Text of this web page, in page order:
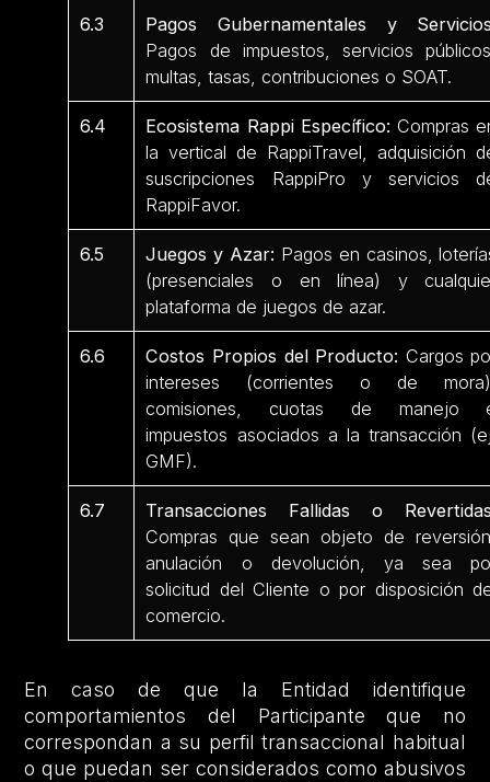
6.3
Pagos Gubernamentales y
Pagos de impuestos, servicios
multas, tasas, contribuciones o SOAT.
6.4 Ecosistema Rappi Específico: Compras
la vertical de RappiTravel, adquisición
suscripciones RappiPro y servicios
RappiFavor.
6.5 Juegos y Azar: Pagos en casinos,
(presenciales o en línea) y
plataforma de juegos de azar.
6.6 Costos Propios del Producto: Cargos
intereses (corrientes o de
comisiones, cuotas de manejo
impuestos asociados a la transacción
GMF).
6.7
Transacciones Fallidas o
Compras que sean objeto de
anulación o devolución, ya sea
solicitud del Cliente o por disposición
comercio.
En caso de que la Entidad identifique
comportamientos del Participante que no
correspondan a su perfil transaccional habitual
o que puedan ser considerados como abusivos